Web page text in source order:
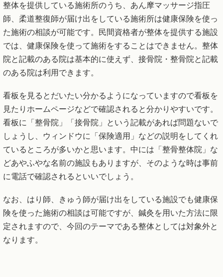
整体を提供している施術所のうち、あん摩マッサージ指圧
師、柔道整復師が届け出をしている施術所は健康保険を使っ
た施術の相談が可能です。民間資格者が整体を提供する施設
では、健康保険を使って施術をすることはできません。整体
院と記載のある院は基本的に使えず、接骨院・整骨院と記載
のある院は利用できます。
看板を見るとだいたい分かるようになっていますので看板を
見たりホームページなどで確認されると分かりやすいです。
看板に「整骨院」「接骨院」という記載があれば問題ないで
しょうし、ウィンドウに「保険適用」などの説明をしてくれ
ているところが多いかと思います。中には「整骨整体院」な
どあやふやな名前の施設もありますが、そのような時は事前
に電話で確認されるといいでしょう。
なお、はり師、きゅう師が届け出をしている施設でも健康保
険を使った施術の相談は可能ですが、鍼灸を用いた方法に限
定されますので、今回のテーマである整体としては対象外と
なります。